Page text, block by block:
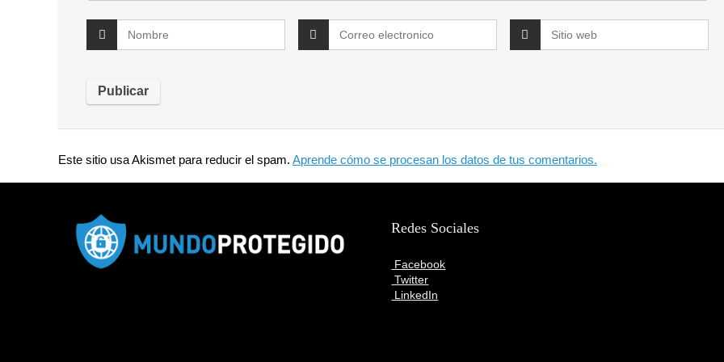
Este sitio usa Akismet para reducir el spam. Aprende cómo se procesan los datos de tus comentarios.
Redes Sociales
Facebook
Twitter
LinkedIn